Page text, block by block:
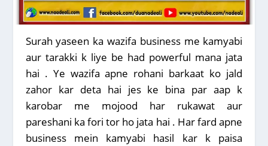
Surah yaseen ka wazifa business me kamyabi
aur tarakki k liye be had powerful mana jata
hai . Ye wazifa apne rohani barkaat ko jald
zahor kar deta hai jes ke bina par aap k
karobar me mojood har rukawat aur
pareshani ka fori tor ho jata hai . Har fard apne
business mein kamyabi hasil kar k paisa